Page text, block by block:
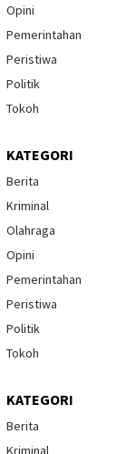
Opini
Pemerintahan
Peristiwa
Politik
Tokoh
KATEGORI
Berita
Kriminal
Olahraga
Opini
Pemerintahan
Peristiwa
Politik
Tokoh
KATEGORI
Berita
Kriminal